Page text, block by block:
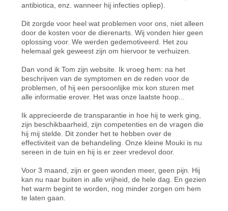
antibiotica, enz. wanneer hij infecties opliep).
Dit zorgde voor heel wat problemen voor ons, niet alleen
door de kosten voor de dierenarts. Wij vonden hier geen
oplossing voor. We werden gedemotiveerd. Het zou
helemaal gek geweest zijn om hiervoor te verhuizen.
Dan vond ik Tom zijn website. Ik vroeg hem: na het
beschrijven van de symptomen en de reden voor de
problemen, of hij een persoonlijke mix kon sturen met
alle informatie erover. Het was onze laatste hoop...
Ik apprecieerde de transparantie in hoe hij te werk ging,
zijn beschikbaarheid, zijn competenties en de vragen die
hij mij stelde. Dit zonder het te hebben over de
effectiviteit van de behandeling. Onze kleine Mouki is nu
sereen in de tuin en hij is er zeer vredevol door.
Voor 3 maand, zijn er geen wonden meer, geen pijn. Hij
kan nu naar buiten in alle vrijheid, de hele dag. En gezien
het warm begint te worden, nog minder zorgen om hem
te laten gaan.